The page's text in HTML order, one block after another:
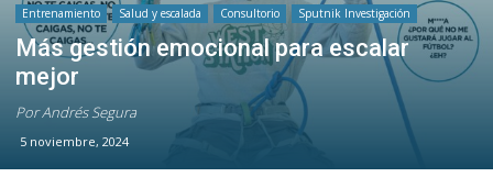
Entrenamiento Salud y escalada Consultorio Sputnik Investigación
Más gestión emocional para escalar
mejor
Por Andrés Segura
5 noviembre, 2024